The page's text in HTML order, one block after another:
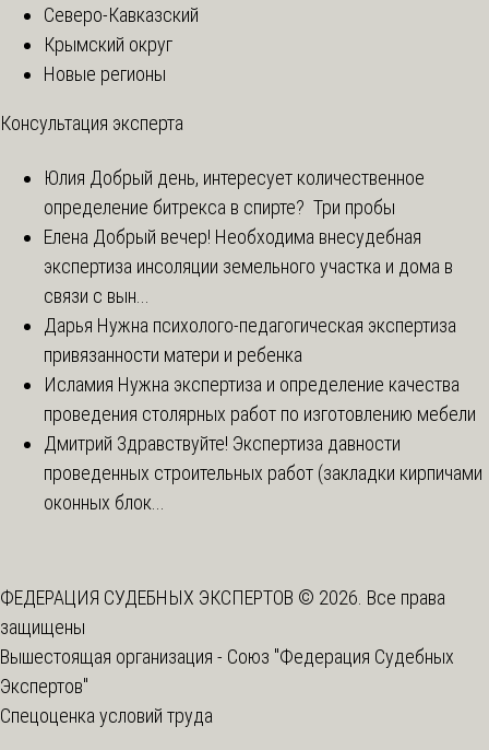
Северо-Кавказский
Крымский округ
Новые регионы
Консультация эксперта
Юлия Добрый день, интересует количественное
определение битрекса в спирте? Три пробы
Елена Добрый вечер! Необходима внесудебная
экспертиза инсоляции земельного участка и дома в
связи с вын...
Дарья Нужна психолого-педагогическая экспертиза
привязанности матери и ребенка
Исламия Нужна экспертиза и определение качества
проведения столярных работ по изготовлению мебели
Дмитрий Здравствуйте! Экспертиза давности
проведенных строительных работ (закладки кирпичами
оконных блок...
ФЕДЕРАЦИЯ СУДЕБНЫХ ЭКСПЕРТОВ © 2026. Все права
защищены
Вышестоящая организация - Союз "Федерация Судебных
Экспертов"
Спецоценка условий труда